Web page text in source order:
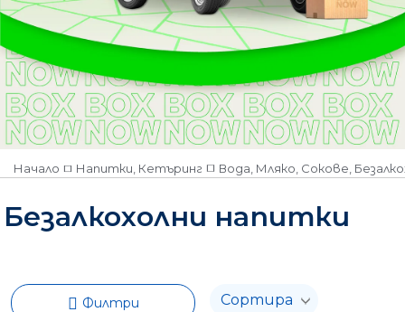
Начало Напитки, Кетъринг Вода, Мляко, Сокове,
Безалкохолни напитки
Филтри